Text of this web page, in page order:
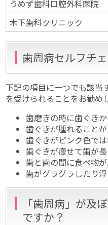
うめず歯科口腔外科医院
木下歯科クリニック
歯周病セルフチ
下記の項目に一つでも該当
を受けられることをお勧め
歯磨きの時に歯ぐき
歯ぐきが腫れること
歯ぐきがピンク色で
歯ぐきが痩せて歯が
歯と歯の間に食べ物
歯がグラグラしたり
「歯周病」が及
ですか？